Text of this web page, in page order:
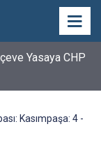
Yasaya CHP
Kasımpaşa: 4 -